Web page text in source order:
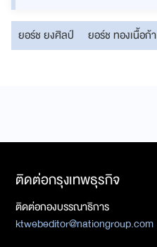
ยอร์ช ยงศิลป์ ยอร์ช ทองเนื้อก้า
ติดต่อกรุงเทพธุรกิจ
ติดต่อกองบรรณาธิการ
ktwebeditor@nationgroup.com